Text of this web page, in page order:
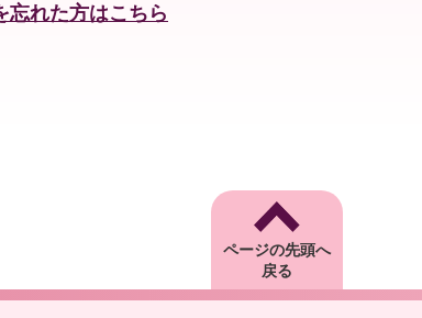
忘れた方はこちら
ページの先頭へ
戻る